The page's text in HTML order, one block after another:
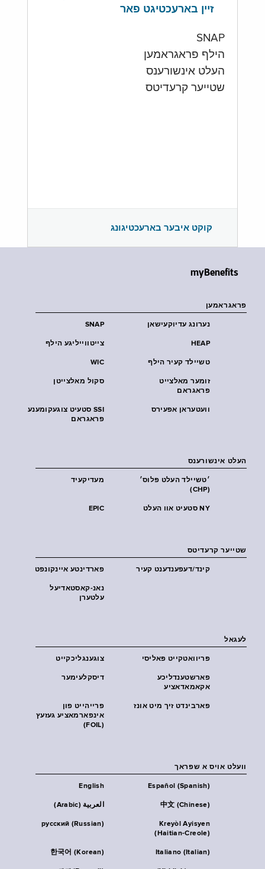
זיין בארעכטיגט פאר
SNAP
הילף פראגראמען
העלט אינשורענס
שטייער קרעדיטס
קוקט איבער בארעכטיגונג
myBenefits
פראגראמען
SNAP נערונג עדיוקעישאן
צייטווייליגע הילף HEAP
WIC טשיילד קעיר הילף
סקול מאלצייטן
זומער מאלצייט
פראגראם
SSI סטעיט צוגעקומענע
פראגראם
וועטעראן אפעירס
העלט אינשורענס
מעדיקעיד
׳טשיילד העלט פּלוס׳
(CHP)
EPIC NY סטעיט אוו העלט
שטייער קרעדיטס
פארדינטע איינקונפט קינד/דעפענדענט קעיר
נאנ-קאסטאדיעל
עלטערן
לעגאל
צוגענגליכקייט פּריוואטקייט פּאליסי
דיסקלעימער
פארשטענדליכע
אקאמאדאציע
פרייהייט פון
אינפארמאציע געזעץ
(FOIL)
פארבינדט זיך מיט אונז
וועלט אויס א שפראך
English Español (Spanish)
العربية (Arabic) 中文 (Chinese)
русский (Russian)
Kreyòl Ayisyen
(Haitian-Creole)
한국어 (Korean) Italiano (Italian)